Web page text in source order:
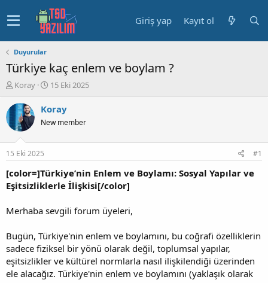
Giriş yap Kayıt ol
Duyurular
Türkiye kaç enlem ve boylam ?
K
n
u
y
b
a
ş
a
a
Koray
B
ş
a
ç
a
i
i
15 Eki 2025
Koray
New member
15 Eki 2025 #1
[color=]Türkiye’nin Enlem ve Boylamı: Sosyal Yapılar ve
Eşitsizliklerle İlişkisi[/color]
Merhaba sevgili forum üyeleri,
Bugün, Türkiye'nin enlem ve boylamını, bu coğrafi özelliklerin
sadece fiziksel bir yönü olarak değil, toplumsal yapılar,
eşitsizlikler ve kültürel normlarla nasıl ilişkilendiği üzerinden
ele alacağız. Türkiye'nin enlem ve boylamını (yaklaşık olarak